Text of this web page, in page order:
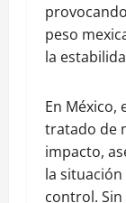
peso
la
En México,
tratado de
impacto,
la
control.